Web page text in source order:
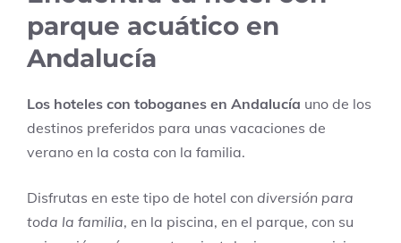
parque acuático en
Andalucía
Los hoteles con toboganes en Andalucía uno de los
destinos preferidos para unas vacaciones de
verano en la costa con la familia.
Disfrutas en este tipo de hotel con diversión para
toda la familia, en la piscina, en el parque, con su